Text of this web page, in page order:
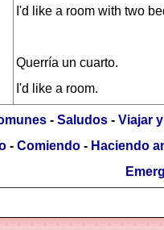
I'd like a room with two
Querría un cuarto.
I'd like a room.
- Saludos- Viajar
- Comiendo - Haciendo